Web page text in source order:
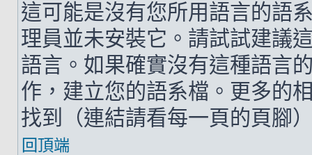
這可能是沒有您所用語言的語
理員並未安裝它。請試試建議
語言。如果確實沒有這種語言
作，建立您的語系檔。更多的
找到（連結請看每一頁的頁腳
回頂端